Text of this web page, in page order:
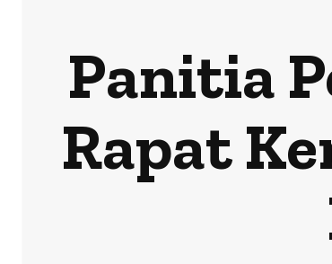
Panitia
Rapat